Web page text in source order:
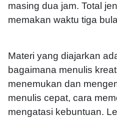
masing dua jam. Total
memakan waktu tiga
Materi yang diajarkan
bagaimana menulis
menemukan dan
menulis cepat, cara
mengatasi kebuntuan.